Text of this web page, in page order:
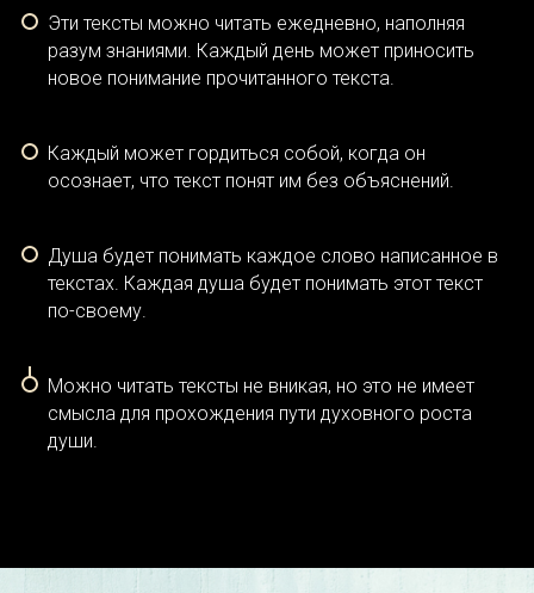
Эти тексты можно читать ежедневно, наполняя
разум знаниями. Каждый день может приносить
новое понимание прочитанного текста.
Каждый может гордиться собой, когда он
осознает, что текст понят им без объяснений.
Душа будет понимать каждое слово написанное в
текстах. Каждая душа будет понимать этот текст
по-своему.
Можно читать тексты не вникая, но это не имеет
смысла для прохождения пути духовного роста
души.